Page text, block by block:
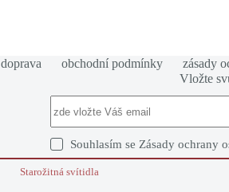
doprava obchodní podmínky zásady
Vložte
Souhlasím seZásady ochrany
Starožitná svítidla